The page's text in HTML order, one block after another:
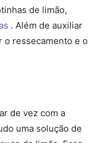
de limão,
. Além de auxiliar
o ressecamento e o
de vez com a
uma solução de